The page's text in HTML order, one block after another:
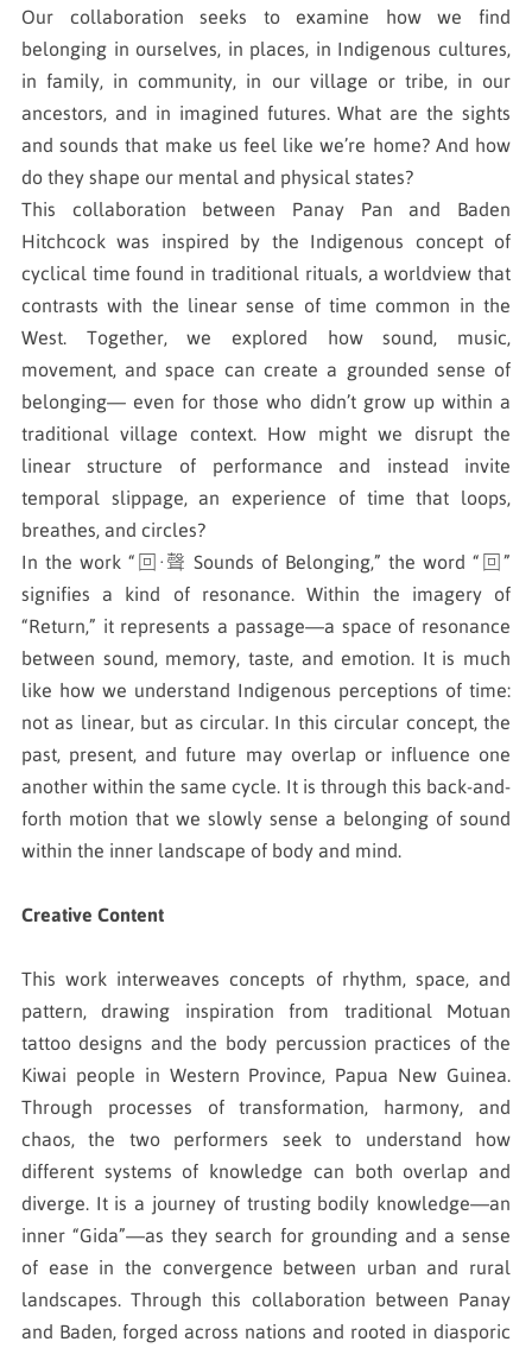
Our collaboration seeks to examine how we find
belonging in ourselves, in places, in Indigenous cultures,
in family, in community, in our village or tribe, in our
ancestors, and in imagined futures. What are the sights
and sounds that make us feel like we’re home? And how
do they shape our mental and physical states?
This collaboration between Panay Pan and Baden
Hitchcock was inspired by the Indigenous concept of
cyclical time found in traditional rituals, a worldview that
contrasts with the linear sense of time common in the
West. Together, we explored how sound, music,
movement, and space can create a grounded sense of
belonging— even for those who didn’t grow up within a
traditional village context. How might we disrupt the
linear structure of performance and instead invite
temporal slippage, an experience of time that loops,
breathes, and circles?
In the work “回·聲 Sounds of Belonging,” the word “回”
signifies a kind of resonance. Within the imagery of
“Return,” it represents a passage—a space of resonance
between sound, memory, taste, and emotion. It is much
like how we understand Indigenous perceptions of time:
not as linear, but as circular. In this circular concept, the
past, present, and future may overlap or influence one
another within the same cycle. It is through this back-and-
forth motion that we slowly sense a belonging of sound
within the inner landscape of body and mind.
Creative Content
This work interweaves concepts of rhythm, space, and
pattern, drawing inspiration from traditional Motuan
tattoo designs and the body percussion practices of the
Kiwai people in Western Province, Papua New Guinea.
Through processes of transformation, harmony, and
chaos, the two performers seek to understand how
different systems of knowledge can both overlap and
diverge. It is a journey of trusting bodily knowledge—an
inner “Gida”—as they search for grounding and a sense
of ease in the convergence between urban and rural
landscapes. Through this collaboration between Panay
and Baden, forged across nations and rooted in diasporic